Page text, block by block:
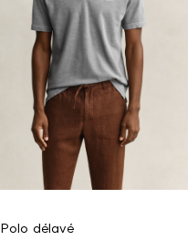
Polo délavé